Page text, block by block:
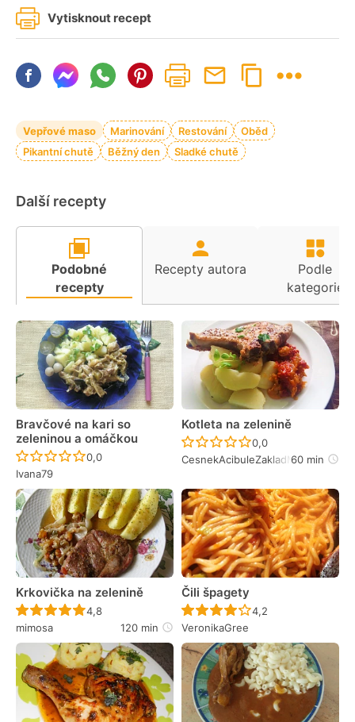
Vytisknout recept
Vepřové maso Marinování Restování
Oběd
Pikantní chutě
Běžný den Sladké chutě
Další recepty
Podobné
recepty
Recepty autora
Podle
kategorie
Bravčové na kari so
zeleninou a omáčkou
Recept ještě nebyl hodnocen
0,0
Ivana79
Kotleta na zelenině
Recept ještě nebyl
0,0
CesnekAcibuleZakladMojiKuchyne
60 min
Krkovička na zelenině
Recept ještě nebyl hodnocen
4,8
mimosa
120 min
Čili špagety
Recept ještě nebyl
4,2
VeronikaGree